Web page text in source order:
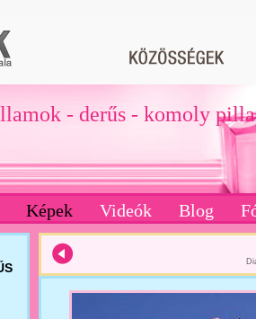
- derűs - komoly
Képek Videók Blog